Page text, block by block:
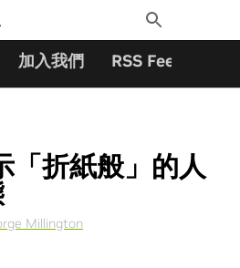
Toggle
Search
加入我們 RSS Feeds
「折紙般」的人
Millington